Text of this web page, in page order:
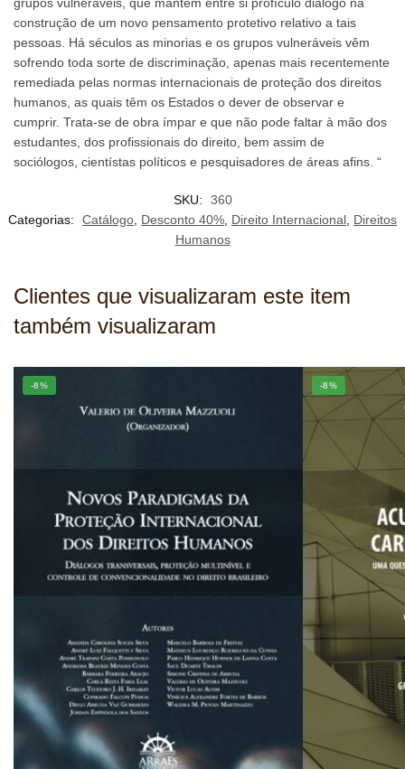
construção de um novo pensamento protetivo relativo a tais
pessoas. Há séculos as minorias e os grupos vulneráveis vêm
sofrendo toda sorte de discriminação, apenas mais recentemente
remediada pelas normas internacionais de proteção dos direitos
humanos, as quais têm os Estados o dever de observar e
cumprir. Trata-se de obra ímpar e que não pode faltar à mão dos
estudantes, dos profissionais do direito, bem assim de
sociólogos, cientístas políticos e pesquisadores de áreas afins. “
SKU:
360
Categorias:
Catálogo, Desconto 40%, Direito Internacional, Direitos
Humanos
Clientes que visualizaram este item
também visualizaram
-8% -8%